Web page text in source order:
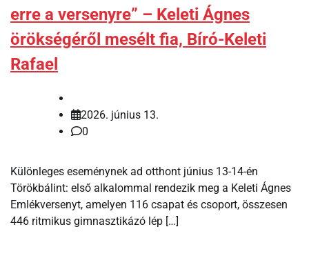
erre a versenyre” – Keleti Ágnes
örökségéről mesélt fia, Bíró-Keleti
Rafael
2026. június 13.
0
Különleges eseménynek ad otthont június 13-14-én
Törökbálint: első alkalommal rendezik meg a Keleti Ágnes
Emlékversenyt, amelyen 116 csapat és csoport, összesen
446 ritmikus gimnasztikázó lép […]